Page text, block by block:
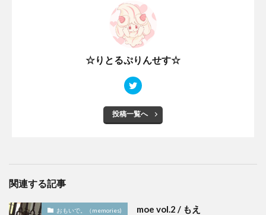
☆りとるぷりんせす☆
投稿一覧へ
関連する記事
おもいで。（memories) moe vol.2 / もえ